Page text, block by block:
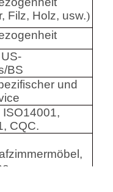
Filz, Holz, usw.)
BS
und
CQC.